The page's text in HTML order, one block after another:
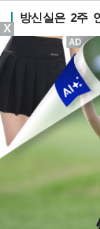
방신실은 2주
X